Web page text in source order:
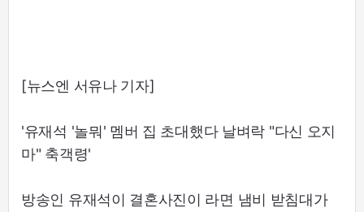
[뉴스엔 서유나 기자]
'유재석 '놀뭐' 멤버 집 초대했다 날벼락 "다신 오지
마" 축객령'
방송인 유재석이 결혼사진이 라면 냄비 받침대가